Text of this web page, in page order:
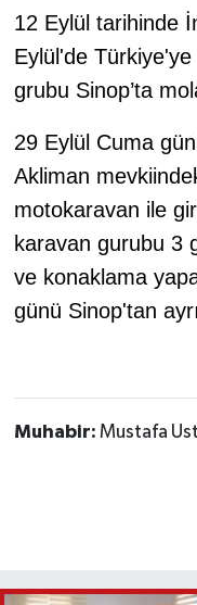
12 Eylül tarihinde
Eylül'de
grubu Sinop’ta
29 Eylül Cuma
Akliman
motokaravan ile
karavan gurubu 3
ve konaklama
günü Sinop'tan
Muhabir: Mustafa